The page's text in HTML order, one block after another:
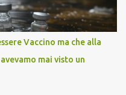
di discussione
La tua. Lo si somministra
fattori di rischio, spesso già
Non c’è presa in carico.
Vaccino ma che alla
mai visto un